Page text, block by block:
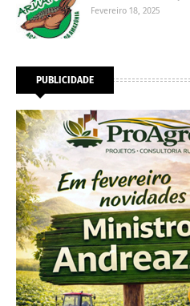
Fevereiro 18, 2025
PUBLICIDADE